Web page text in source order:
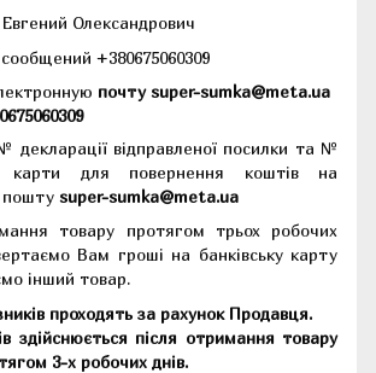
Олександрович
+380675060309
почту super-sumka@meta.ua
декларації відправленої посилки та №
карти для повернення коштів на
пошту super-sumka@meta.ua
товару протягом трьох робочих
Вам гроші на банківську карту
інший товар.
проходять за рахунок Продавця.
здійснюється після отримання товару
3-х робочих днів.